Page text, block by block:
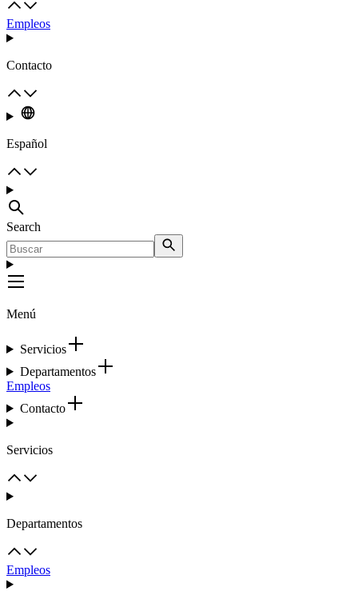
Empleos
Contacto
Español
Search
Menú
Servicios
Departamentos
Empleos
Contacto
Servicios
Departamentos
Empleos